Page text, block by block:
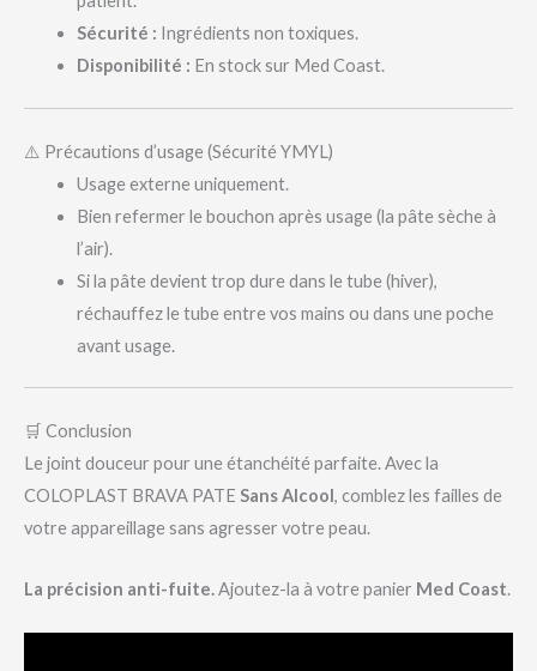
Sécurité : Ingrédients non toxiques.
Disponibilité : En stock sur Med Coast.
⚠️ Précautions d’usage (Sécurité YMYL)
Usage externe uniquement.
Bien refermer le bouchon après usage (la pâte sèche à
l’air).
Si la pâte devient trop dure dans le tube (hiver),
réchauffez le tube entre vos mains ou dans une poche
avant usage.
🛒 Conclusion
Le joint douceur pour une étanchéité parfaite. Avec la
COLOPLAST BRAVA PATE Sans Alcool, comblez les failles de
votre appareillage sans agresser votre peau.
La précision anti-fuite.Ajoutez-la à votre panier Med Coast.